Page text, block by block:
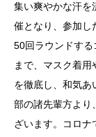
集い爽やかな汗を
催となり、参加し
50回ラウンドする
まで、マスク着
を徹底し、和気あ
部の諸先輩方より
ざいます。コロナ